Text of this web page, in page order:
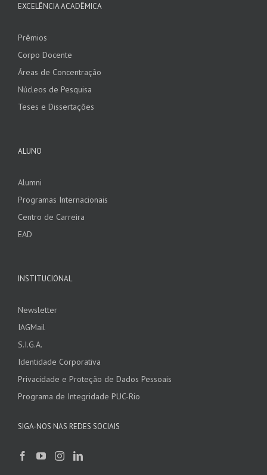
EXCELÊNCIA ACADÊMICA
Prêmios
Corpo Docente
Áreas de Concentração
Núcleos de Pesquisa
Teses e Dissertações
ALUNO
Alumni
Programas Internacionais
Centro de Carreira
EAD
INSTITUCIONAL
Newsletter
IAGMail
S.I.G.A.
Identidade Corporativa
Privacidade e Proteção de Dados Pessoais
Programa de Integridade PUC-Rio
SIGA-NOS NAS REDES SOCIAIS